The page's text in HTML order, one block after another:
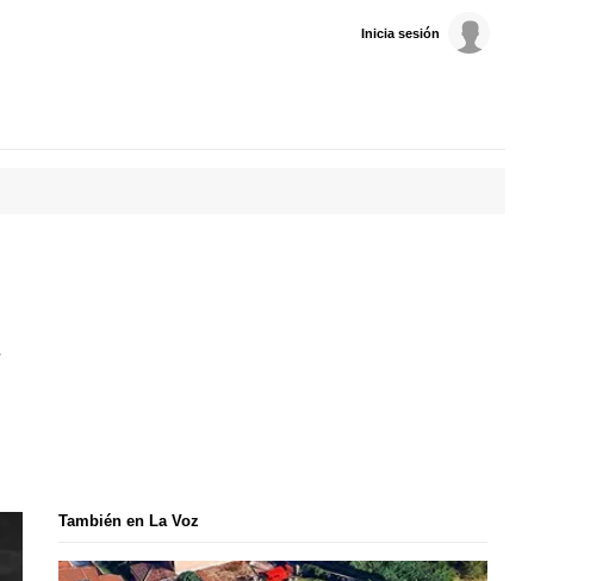
Inicia sesión
También en La Voz